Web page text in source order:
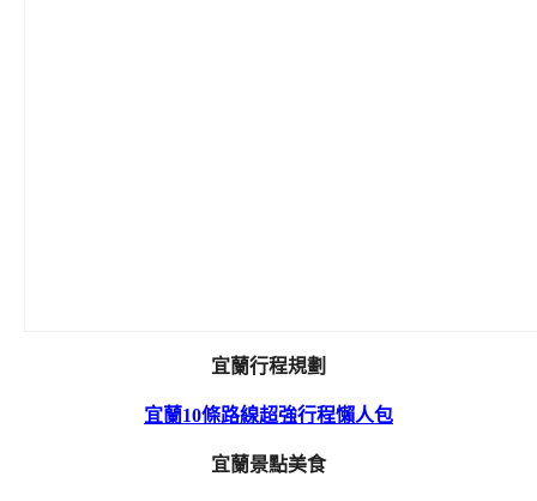
宜蘭行程規劃
宜蘭10條路線超強行程懶人包
宜蘭景點美食